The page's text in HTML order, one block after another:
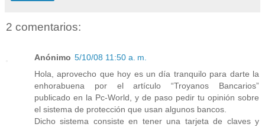
2 comentarios:
Anónimo 5/10/08 11:50 a. m.
Hola, aprovecho que hoy es un día tranquilo para darte la
enhorabuena por el artículo “Troyanos Bancarios”
publicado en la Pc-World, y de paso pedir tu opinión sobre
el sistema de protección que usan algunos bancos.
Dicho sistema consiste en tener una tarjeta de claves y